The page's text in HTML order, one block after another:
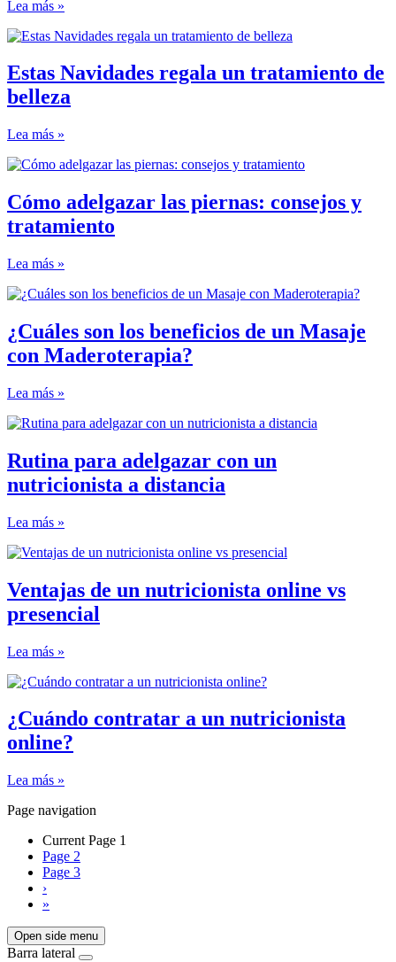
Lea más »
Estas Navidades regala un tratamiento de
belleza
Lea más »
Cómo adelgazar las piernas: consejos y
tratamiento
Lea más »
¿Cuáles son los beneficios de un Masaje
con Maderoterapia?
Lea más »
Rutina para adelgazar con un
nutricionista a distancia
Lea más »
Ventajas de un nutricionista online vs
presencial
Lea más »
¿Cuándo contratar a un nutricionista
online?
Lea más »
Page navigation
Current Page 1
Page 2
Page 3
›
»
Open side menu
Barra lateral